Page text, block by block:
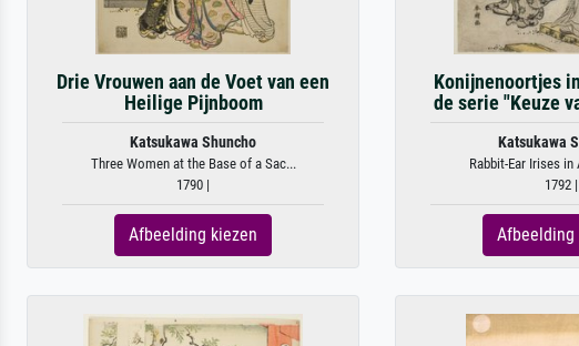
Drie Vrouwen aan de Voet van een
Heilige Pijnboom
Katsukawa Shuncho
Three Women at the Base of a Sac...
1790 |
Afbeelding kiezen
Konijnenoortjes
de serie "Keuze
Katsukawa
Rabbit-Ear Irises
1792 |
Afbeelding